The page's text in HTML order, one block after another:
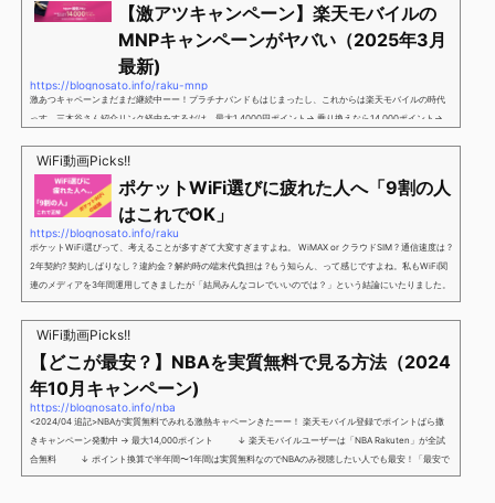
【激アツキャンペーン】楽天モバイルの
MNPキャンペーンがヤバい（2025年3月
最新)
https://blognosato.info/raku-mnp
激あつキャペーンまだまだ継続中ーー！プラチナバンドもはじまったし、これからは楽天モバイルの時代
っす。三木谷さん紹介リンク経由をするだけ。最大1,4000円ポイント→ 乗り換えなら14,000ポイント→
谷さんキャンペーン／2回線目以降でもOK再契約でもでもOK背水の陣の楽天モバイル。ついに「最後の賭
け」とも思えるポイントばら撒きキャンペーンを発動してきました。■キャンペーン概要三木谷社長の特
別招待ページから楽天モバイ...
WiFi動画Picks!!
ポケットWiFi選びに疲れた人へ「9割の人
はこれでOK」
https://blognosato.info/raku
ポケットWiFi選びって、考えることが多すぎて大変すぎますよね。 WiMAX or クラウドSIM ? 通信速度は ?
2年契約? 契約しばりなし ? 違約金 ? 解約時の端末代負担は ?もう知らん、って感じですよね。私もWiFi関
連のメディアを3年間運用してきましたが「結局みんなコレでいいのでは？」という結論にいたりました。
ということで、「ポケットWiFi選びに疲れた」「結局どれがいいのか分からない」と言う人向けに【最終
解】を用意しました。ポケットWiFiのヘビーユーザー視点で「90％の人はこれだけでいいやん」というも
のなので、「多...
WiFi動画Picks!!
【どこが最安？】NBAを実質無料で見る方法（2024
年10月キャンペーン)
https://blognosato.info/nba
<2024/04 追記>NBAが実質無料でみれる激熱キャペーンきたーー！ 楽天モバイル登録でポイントばら撒
きキャンペーン発動中 → 最大14,000ポイント ↓ 楽天モバイルユーザーは「NBA Rakuten」が全試
合無料 ↓ ポイント換算で半年間〜1年間は実質無料なのでNBAのみ視聴したい人でも最安！「最安で
NBAを見る方法」が「楽天モバイルを契約すること」というもはや意味不明な状況...楽天モバイルでNBAを